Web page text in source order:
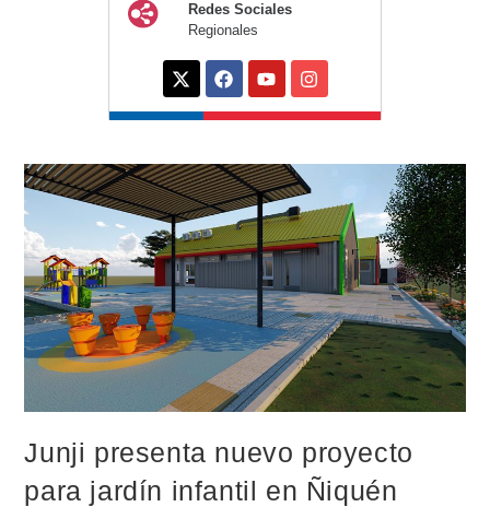
Redes Sociales
Regionales
Junji presenta nuevo proyecto
para jardín infantil en Ñiquén